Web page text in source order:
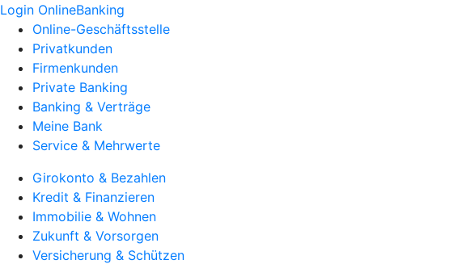
Login OnlineBanking
Online-Geschäftsstelle
Privatkunden
Firmenkunden
Private Banking
Banking & Verträge
Meine Bank
Service & Mehrwerte
Girokonto & Bezahlen
Kredit & Finanzieren
Immobilie & Wohnen
Zukunft & Vorsorgen
Versicherung & Schützen